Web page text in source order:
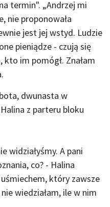
termin". „Andrzej mi
nie proponowała
jest jej wstyd. Ludzie
pieniądze - czują się
im pomógł. Znałam
dwunasta w
z parteru bloku
widziałyśmy. A pani
co? - Halina
który zawsze
wiedziałam, ile w nim